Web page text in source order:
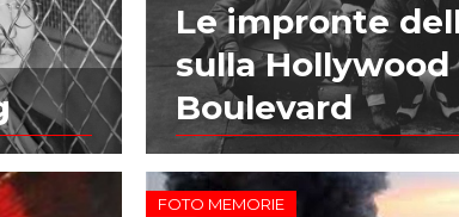
Le impronte
sulla Hollywood
Boulevard
FOTO MEMORIE